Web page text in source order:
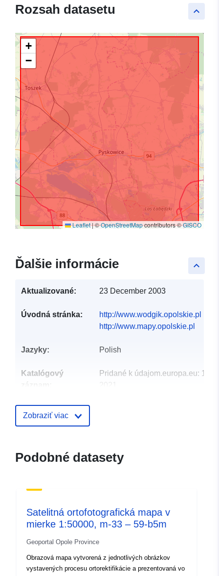
keyboard_arrow_up
Rozsah datasetu
+
−
Leaflet|©OpenStreetMapcontributors ©GISCO
keyboard_arrow_up
Ďalšie informácie
Aktualizované: 23 December 2003
Úvodná stránka:
http://www.wodgik.opolskie.pl
http://www.mapy.opolskie.pl
Jazyky: Polish
Katalógový
Pridané k údajom.europa.eu: 13
50.3325 ], [ 18.5, 50.3325 ], [
Priestorové
zdroje:
Zodpovedá:
Pôvod: Opracowanie wykonane na
Zobraziť viac
Podobné datasety
Satelitná ortofotografická mapa v
mierke 1:50000, m-33 – 59-b5m
Geoportal Opole Province
Obrazová mapa vytvorená z jednotlivých obrázkov
vystavených procesu ortorektifikácie a prezentovaná vo